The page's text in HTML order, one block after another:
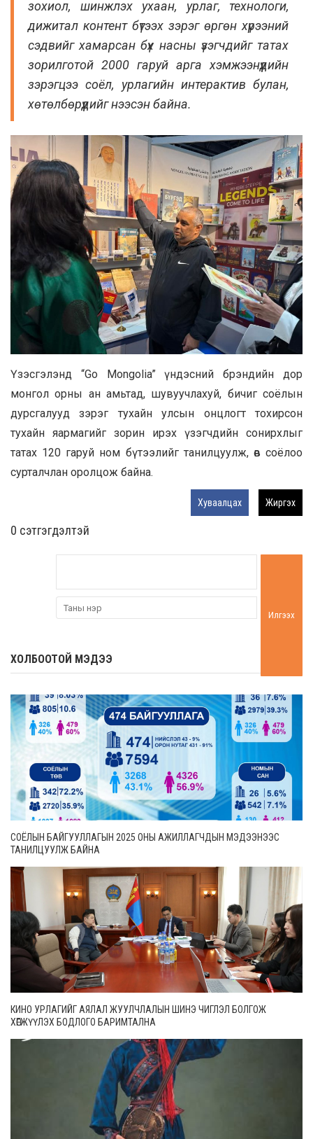
зохиол, шинжлэх ухаан, урлаг, технологи,
дижитал контент бүтээх зэрэг өргөн хүрээний
сэдвийг хамарсан бүх насны үзэгчдийг татах
зорилготой 2000 гаруй арга хэмжээнүүдийн
зэрэгцээ соёл, урлагийн интерактив булан,
хөтөлбөрүүдийг нээсэн байна.
Үзэсгэлэнд “Go Mongolia” үндэсний брэндийн дор
монгол орны ан амьтад, шувуучлахуй, бичиг соёлын
дурсгалууд зэрэг тухайн улсын онцлогт тохирсон
тухайн яармагийг зорин ирэх үзэгчдийн сонирхлыг
татах 120 гаруй ном бүтээлийг танилцуулж, өв соёлоо
сурталчлан оролцож байна.
Хуваалцах Жиргэх
0 cэтгэгдэлтэй
Илгээх
ХОЛБООТОЙ МЭДЭЭ
СОЁЛЫН БАЙГУУЛЛАГЫН 2025 ОНЫ АЖИЛЛАГЧДЫН МЭДЭЭНЭЭС
ТАНИЛЦУУЛЖ БАЙНА
КИНО УРЛАГИЙГ АЯЛАЛ ЖУУЛЧЛАЛЫН ШИНЭ ЧИГЛЭЛ БОЛГОЖ
ХӨГЖҮҮЛЭХ БОДЛОГО БАРИМТАЛНА